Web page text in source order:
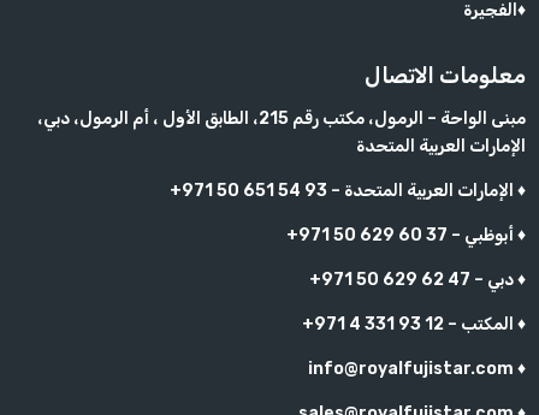
الفجيرة♦
معلومات الاتصال
مبنى الواحة – الرمول، مكتب رقم 215، الطابق الأول ، أم الرمول، دبي،
الإمارات العربية المتحدة
+971 50 651 54 93 – الإمارات العربية المتحدة ♦
+971 50 629 60 37 – أبوظبي ♦
+971 50 629 62 47 – دبي ♦
+971 4 331 93 12 – المكتب ♦
info@royalfujistar.com ♦